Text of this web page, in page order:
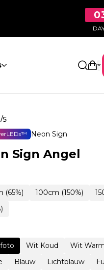
5
Neon Sign
Sign Angel
(65%) 100cm (150%)
Wit Koud Wit
Blauw Lichtblauw